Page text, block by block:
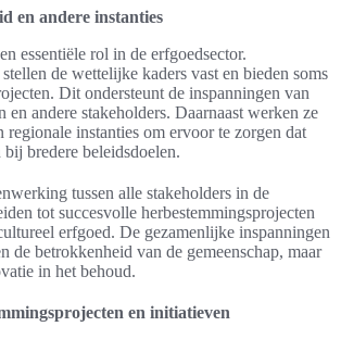
en andere instanties
essentiële rol in de erfgoedsector.
de wettelijke kaders vast en bieden soms
Dit ondersteunt de inspanningen van
en andere stakeholders. Daarnaast werken ze
regionale instanties om ervoor te zorgen dat
bredere beleidsdoelen.
tussen alle stakeholders in de
tot succesvolle herbestemmingsprojecten
erfgoed. De gezamenlijke inspanningen
de betrokkenheid van de gemeenschap, maar
in het behoud.
en initiatieven